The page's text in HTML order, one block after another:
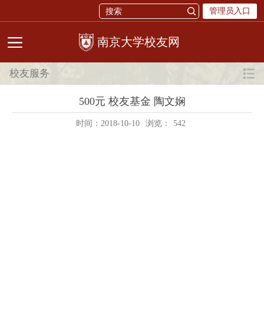
管理员入口
校友网
校友服务
500元 校友基金 陶文娴
时间：2018-10-10 浏览： 542